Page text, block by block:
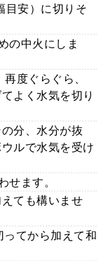
目安）に切りそ
の中火にしま
度ぐらぐら、
よく水気を切り
分、水分が抜
ルで水気を受け
せます。
ても構いませ
ってから加えて和